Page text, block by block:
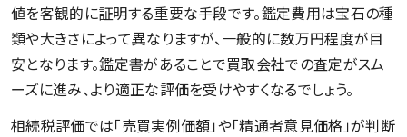
値を客観的に証明する重要な手段です。鑑定費用は宝石の種
類や大きさによって異なりますが、一般的に数万円程度が目
安となります。鑑定書があることで買取会社での査定がスム
ーズに進み、より適正な評価を受けやすくなるでしょう。
相続税評価では「売買実例価額」や「精通者意見価格」が判断